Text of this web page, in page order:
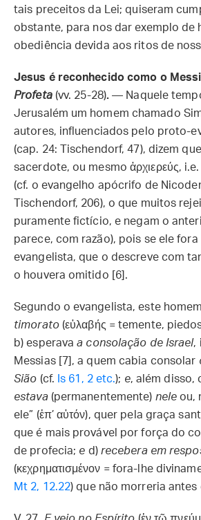
tais preceitos da Lei; quiseram
obstante, para nos dar exemplo de
obediência devida aos ritos de
Jesus é reconhecido como o
Profeta(vv. 25-28). — Naquele
Jerusalém um homem chamado
autores, influenciados pelo proto-
(cap. 24: Tischendorf, 47), dizem
sacerdote, ou mesmo ἀρχιερεύς,
(cf. o evangelho apócrifo de
Tischendorf, 206), o que muitos
puramente fictício, e negam o
parece, com razão), pois se ele
evangelista, que o descreve com
o houvera omitido [6].
Segundo o evangelista, este
timorato(εὐλαβής = temente,
b) esperavaa consolação de Israel,
Messias [7], a quem cabia consolar
Sião (cf. Is 61, 2 etc.); e, além disso,
estava(permanentemente) neleou,
ele” (ἐπ’ αὐτόν), quer pela graça
que é mais provável por força do
de profecia; e d) recebera em
(κεχρηματισμένον = fora-lhe
Mt 2, 12.22) que não morreria antes